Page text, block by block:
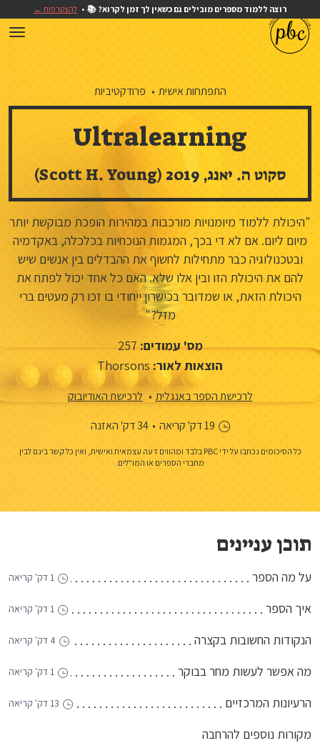
רוצה ללמוד מספרים מובילים גם כשאין לך זמן לקרוא? 📚 להצטרפות ←
התפתחות אישית פרודקטיביות
Ultralearning
סקוט ה. יאנג, 2019 (Scott H. Young)
"היכולת ללמוד מיומנויות מורכבות במהירות הופכת מבוקשת יותר
מיום ליום. אם לא די בכך, המגמות הנוכחיות בכלכלה, באקדמיה
ובטכנולוגיה כבר מתחילות לחשוף את ההבדלים בין אנשים שיש
להם את היכולת הזו ובין אלו שלא. האם כל אחד יכול לפתח את
היכולת הזאת, או שמדובר בכישרון ייחודי בו זכו רק מעטים ברי
מזל?"
מס' עמודים:257
הוצאות לאור:
לרכישת הספר באנגלית
לרכישת האודיובוק
• 34 דק' האזנה
כל הסיכומים נכתבו על ידי PBC בלבד ומהווים דעה עצמאית ואישית, ואין כל קשר בינם לבין
מחברי הספרים או המו"לים.
תוכן עניינים
על מה הספר
איך הספר
הנקודות החשובות בקצרה
מה אפשר לעשות מחר בבוקר
הרעיונות המרכזיים
מקורות נוספים להרחבה